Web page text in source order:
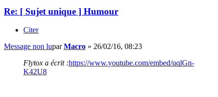
Re: [ Sujet unique ] Humour
Citer
Message non luparMacro » 26/02/16, 08:23
Flytox a écrit :https://www.youtube.com/embed/uqlGn-
K42U8